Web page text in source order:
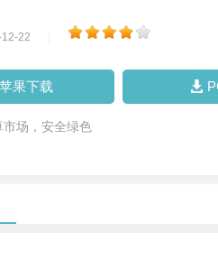
22
苹果下载
市场，安全绿色